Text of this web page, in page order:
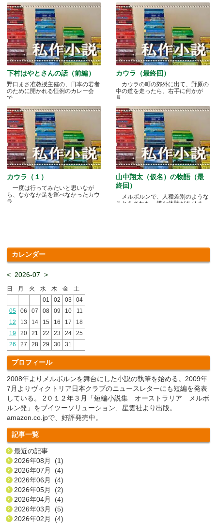
下村はやとさんの話（前編）
野口まさ准教授主催の、日本の若者
のために開かれる恒例のカレー会
で.....
カウラ（最終回）
カウラの町の郊外に出て、野原の
中の道を走ったら、右手に何かが
見.....
カウラ（１）
一度は行ってみたいと思いなが
ら、なかなか足を運べなかったカウ
ラ.....
山中翔太（仮名）の物語（最
終回）
メルボルンで、人種差別のような
ことをされた、嫌な体験がありま
カレンダー
< 2026-07 >
日 月 火 水 木 金
土
01
02 03
04
05
06 07 08 09 10
11
12
13 14 15 16 17
18
19
20 21 22 23 24
25
26
27 28 29 30 31
プロフィール
2008年よりメルボルンを舞台にした小説の執筆を始める。2009年
7月よりヴィクトリア日本クラブのニュースレターにも短編を発表
している。 2０１２年３月「短編小説集 オーストラリア メルボ
ルン発」をブイツーソリューション、星雲社より出版。
amazon.co.jpで、好評発売中。
記事一覧
最近の記事
2026年08月 (1)
2026年07月 (4)
2026年06月 (4)
2026年05月 (2)
2026年04月 (4)
2026年03月 (5)
2026年02月 (4)